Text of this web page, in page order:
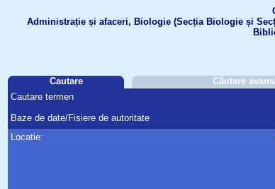
Administrație și afaceri, Biologie (Secția Biologie și
Cautare Căutare
Cautare termen
Baze de date/Fisiere de autoritate
Locatie: